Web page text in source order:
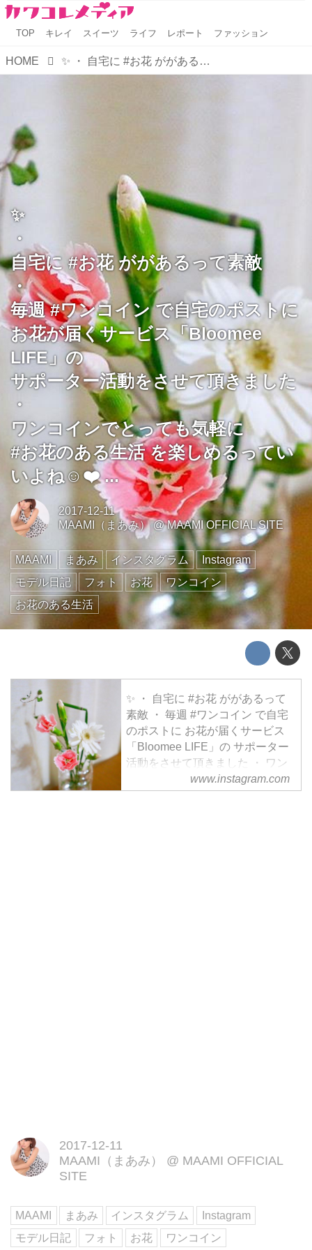
TOP キレイ スイーツ ライフ レポート ファッション
HOME ✨ ・ 自宅に #お花 ががあるって素敵 ・ 毎週 #ワンコイン で自宅のポストに お花が届くサービス「Bloomee LIFE」の サポーター活動をさせて頂きました ・ ワンコインでとっても気軽に #お花のある生活 を楽しめるっていいよね☺️❤️ ...
✨
・
自宅に #お花 ががあるって素敵
・
毎週 #ワンコイン で自宅のポストに
お花が届くサービス「Bloomee
LIFE」の
サポーター活動をさせて頂きました
・
ワンコインでとっても気軽に
#お花のある生活 を楽しめるってい
いよね☺️❤️ ...
2017-12-11
MAAMI（まあみ） @MAAMI OFFICIAL SITE
MAAMI まあみ インスタグラム
Instagram
モデル日記
フォト お花
ワンコイン
お花のある生活
✨ ・ 自宅に #お花 ががあるって
素敵 ・ 毎週 #ワンコイン で自宅
のポストに お花が届くサービス
「Bloomee LIFE」の サポーター
活動をさせて頂きました ・ ワン
コインでとっても気軽に #お花の
www.instagram.com
2017-12-11
MAAMI（まあみ）
@ MAAMI OFFICIAL
SITE
MAAMI まあみ インスタグラム
Instagram
モデル日記
フォト お花 ワンコイン